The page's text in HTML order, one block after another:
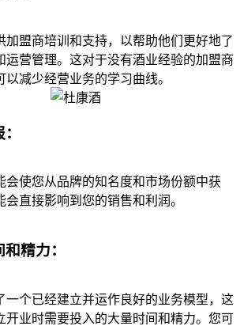
盟商培训和支持，以帮助他们更好地了
运营管理。这对于没有酒业经验的加盟商
减少经营业务的学习曲线。
使您从品牌的知名度和市场份额中获
直接影响到您的销售和利润。
精力：
个已经建立并运作良好的业务模型，这
开业时需要投入的大量时间和精力。您可